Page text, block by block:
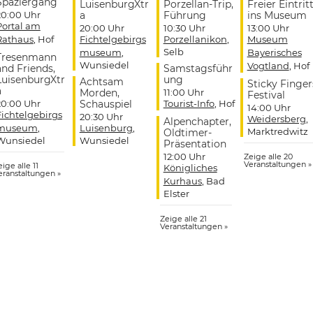
Uhr
am
, Hof
Friends,
Uhr
,
alle 11
»
LuisenburgXtr
a
20:00 Uhr
Fichtelgebirgs
museum,
Wunsiedel
Achtsam
Morden,
Schauspiel
20:30 Uhr
Luisenburg,
Wunsiedel
Porzellan-Trip,
Führung
10:30 Uhr
Porzellanikon,
Selb
Samstagsführ
ung
11:00 Uhr
Tourist-Info, Hof
Alpenchapter,
Oldtimer-
Präsentation
12:00 Uhr
Königliches
Kurhaus, Bad
Elster
Zeige alle 21
Veranstaltungen »
Freier Eintritt
ins Museum
13:00 Uhr
Museum
Bayerisches
Vogtland, Hof
Sticky
Festival
14:00 Uhr
Weidersberg,
Marktredwitz
Zeige alle 20
Veranstaltungen »